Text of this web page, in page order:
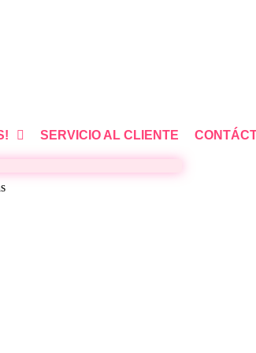
SERVICIO AL CLIENTE